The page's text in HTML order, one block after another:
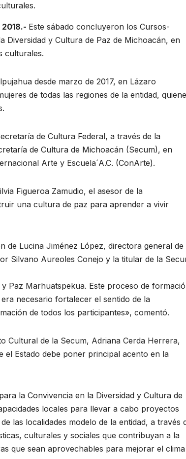
Este sábado concluyeron los Cursos-
Diversidad y Cultura de Paz de Michoacán, en
culturales.
desde marzo de 2017, en Lázaro
de todas las regiones de la entidad,
de Cultura Federal, a través de la
de Cultura de Michoacán (Secum), en
Arte y Escuela´A.C. (ConArte).
Figueroa Zamudio, el asesor de la
una cultura de paz para aprender a vivir
de Lucina Jiménez López, directora general de
Silvano Aureoles Conejo y la titular de la
Paz Marhuatspekua. Este proceso de
necesario fortalecer el sentido de la
de todos los participantes», comentó.
Cultural de la Secum, Adriana Cerda Herrera,
el Estado debe poner principal acento en la
la Convivencia en la Diversidad y Cultura de
locales para llevar a cabo proyectos
las localidades modelo de la entidad, a través
culturales y sociales que contribuyan a la
que sean aprovechables para mejorar el clima